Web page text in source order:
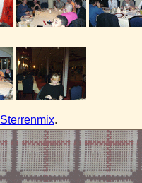
Sterrenmix.